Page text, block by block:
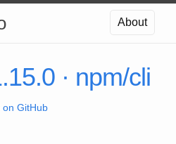
About
· npm/cli
on GitHub